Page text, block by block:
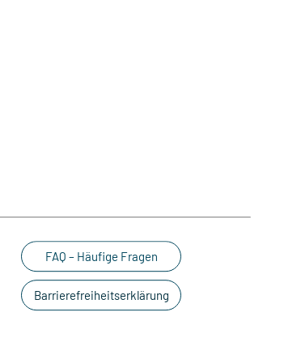
FAQ – Häufige Fragen
Barrierefreiheitserklärung